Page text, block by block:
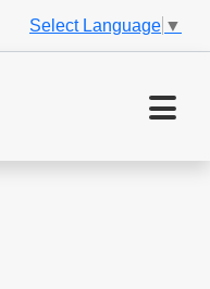
Select Language ▼